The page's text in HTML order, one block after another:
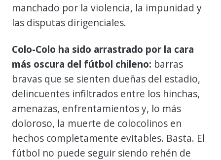
manchado por la violencia, la impunidad y
las disputas dirigenciales.
Colo-Colo ha sido arrastrado por la cara
más oscura del fútbol chileno: barras
bravas que se sienten dueñas del estadio,
delincuentes infiltrados entre los hinchas,
amenazas, enfrentamientos y, lo más
doloroso, la muerte de colocolinos en
hechos completamente evitables. Basta. El
fútbol no puede seguir siendo rehén de